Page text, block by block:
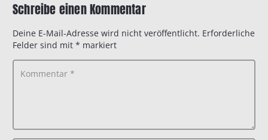
Schreibe einen Kommentar
Deine E-Mail-Adresse wird nicht veröffentlicht. Erforderliche
Felder sind mit * markiert